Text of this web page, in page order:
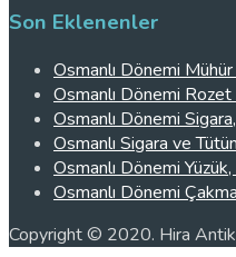
Son Eklenenler
Osmanlı Dönemi
Osmanlı Dönemi
Osmanlı Dönemi
Osmanlı Sigara ve
Osmanlı Dönemi
Osmanlı Dönemi
Copyright © 2020. Hira Antik.